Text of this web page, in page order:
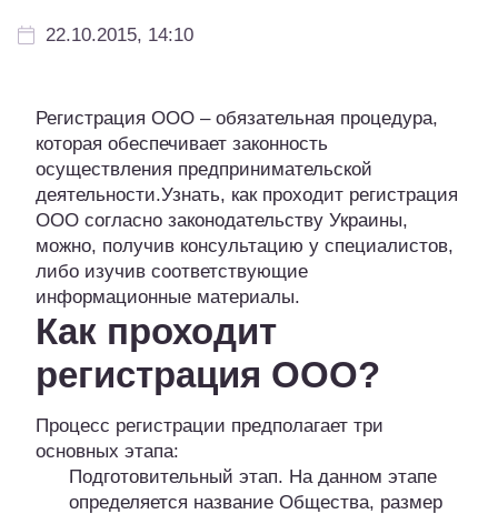
22.10.2015, 14:10
Регистрация ООО – обязательная процедура,
которая обеспечивает законность
осуществления предпринимательской
деятельности.Узнать, как проходит регистрация
ООО согласно законодательству Украины,
можно, получив консультацию у специалистов,
либо изучив соответствующие
информационные материалы.
Как проходит
регистрация ООО?
Процесс регистрации предполагает три
основных этапа:
Подготовительный этап. На данном этапе
определяется название Общества, размер